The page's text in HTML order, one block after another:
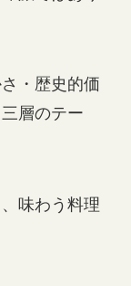
・歴史的価
層のテー
味わう料理